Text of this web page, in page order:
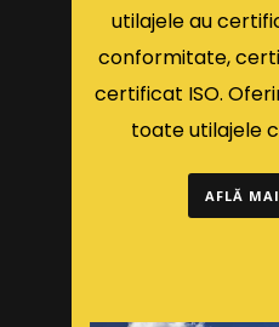
utilajele au
conformitate,
certificat ISO.
toate utilajele
AFLĂ